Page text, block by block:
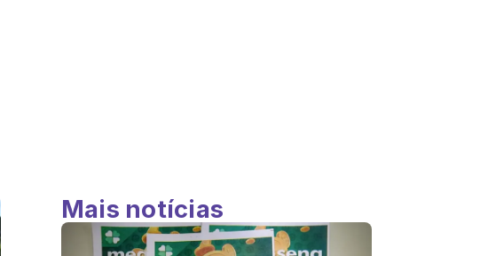
Mais notícias